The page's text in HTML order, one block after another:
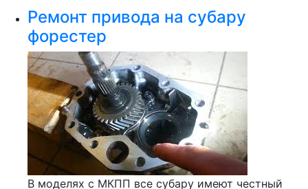
Ремонт привода на субару
форестер
В моделях с МКПП все субару имеют честный